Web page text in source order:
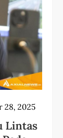
28, 2025
Lintas